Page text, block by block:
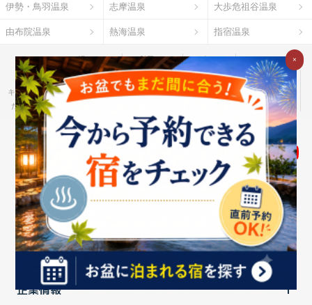
伊勢・鳥羽温泉 志摩温泉 大歩危祖谷温泉
由布院温泉 熱海温泉 指宿温泉
お湯たびとは ご利用ガイド Ｇポイント
Ｇランキング だれどこ ocruyo お湯たび
わたしと、暮らし。
キテミヨ
ベストオイシー モノスポ 野に行く。 カウナラ
ミツケヨ
たびゆかし
Ｇ-Ranking 推し活 ハーブ酒のススメ
個人のお客さま
法人のお客さま
企業情報
×